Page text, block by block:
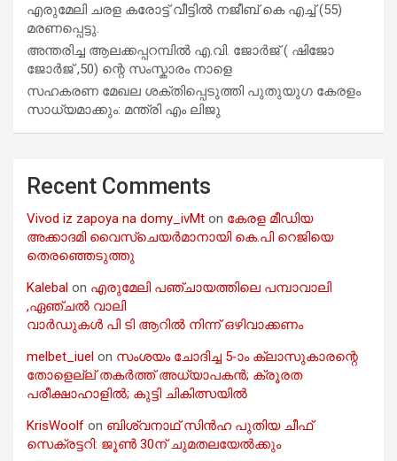
എരുമേലി ചരള കരോട്ട് വീട്ടിൽ നജീബ് കെ എച്ച് (55)
മരണപ്പെട്ടു.
അന്തരിച്ച ആ​ല​ക്ക​പ്പ​റമ്പിൽ​ എ.​വി. ജോ​ർ​ജ് ( ഷിജോ
ജോർജ് ,50) ന്റെ സംസ്കാരം നാളെ
സഹകരണ മേഖല ശക്തിപ്പെടുത്തി പുതുയുഗ കേരളം
സാധ്യമാക്കും: മന്ത്രി എം ലിജു
Recent Comments
Vivod iz zapoya na domy_ivMt on കേരള മീഡിയ
അക്കാദമി വൈസ്ചെയർമാനായി കെ.പി റെജിയെ
തെരഞ്ഞെടുത്തു
Kalebal on എരുമേലി പഞ്ചായത്തിലെ പമ്പാവാലി
,ഏഞ്ചൽ വാലി
വാർഡുകൾ പി ടി ആറിൽ നിന്ന് ഒഴിവാക്കണം
melbet_iuel on സംശയം ചോദിച്ച 5-ാം ക്ലാസുകാരന്റെ
തോളെല്ല് തകർത്ത് അധ്യാപകൻ; ക്രൂരത
പരീക്ഷാഹാളിൽ; കുട്ടി ചികിത്സയിൽ
KrisWoolf on ബിശ്വനാഥ് സിൻഹ പുതിയ ചീഫ്
സെക്രട്ടറി: ജൂൺ 30ന് ചുമതലയേൽക്കും